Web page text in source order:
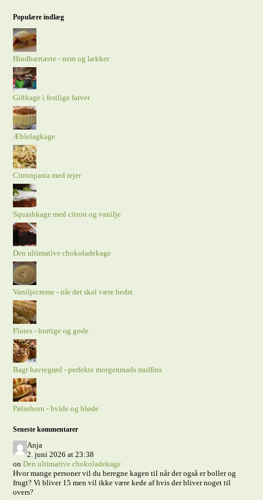
Populære indlæg
Hindbærtærte - nem og lækker
Giftkage i festlige farver
Æblelagkage
Citronpasta med rejer
Squashkage med citron og vanilje
Den ultimative chokoladekage
Vaniljecreme - når det skal være bedst
Flutes - hurtige og gode
Bagt havregrød - perfekte morgenmads muffins
Pølsehorn - hvide og bløde
Seneste kommentarer
Anja
2. juni 2026 at 23:38
onDen ultimative chokoladekage
Hvor mange personer vil du beregne kagen til når der også er boller og
frugt? Vi bliver 15 men vil ikke være kede af hvis der bliver noget til
overs?